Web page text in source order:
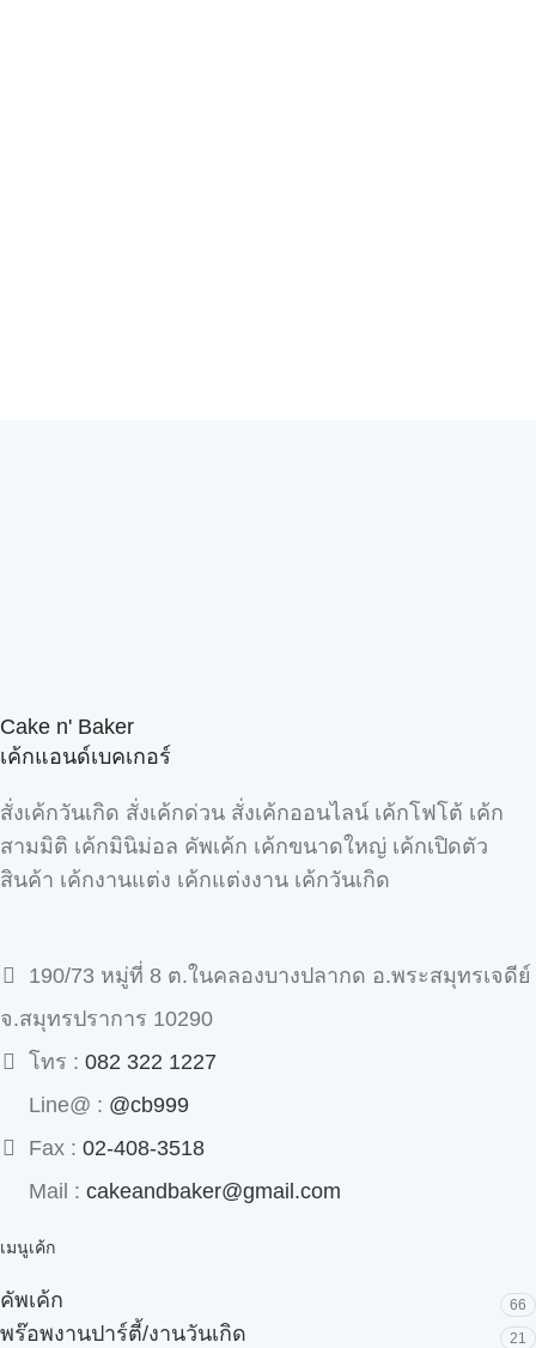
Cake n' Baker
เค้กแอนด์เบคเกอร์
สั่งเค้กวันเกิด สั่งเค้กด่วน สั่งเค้กออนไลน์ เค้กโฟโต้ เค้ก
สามมิติ เค้กมินิม่อล คัพเค้ก เค้กขนาดใหญ่ เค้กเปิดตัว
สินค้า เค้กงานแต่ง เค้กแต่งงาน เค้กวันเกิด
190/73 หมู่ที่ 8 ต.ในคลองบางปลากด อ.พระสมุทรเจดีย์
จ.สมุทรปราการ 10290
โทร : 082 322 1227
Line@ : @cb999
Fax : 02-408-3518
Mail : cakeandbaker@gmail.com
เมนูเค้ก
คัพเค้ก 66
พร๊อพงานปาร์ตี้/งานวันเกิด 21